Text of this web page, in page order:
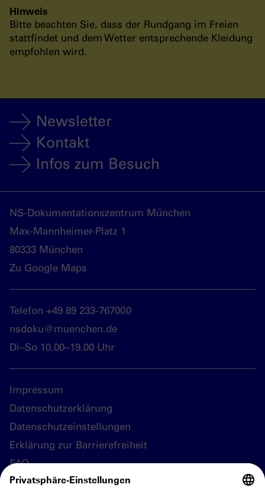
Hinweis
Bitte beachten Sie, dass der Rundgang im Freien
stattfindet und dem Wetter entsprechende Kleidung
empfohlen wird.
Newsletter
Kontakt
Infos zum Besuch
NS-Dokumentationszentrum München
Max-Mannheimer-Platz 1
80333 München
Zu Google Maps
Telefon +49 89 233-767000
nsdoku@muenchen.de
Di–So 10.00–19.00 Uhr
Impressum
Datenschutzerklärung
Datenschutzeinstellungen
Erklärung zur Barrierefreiheit
FAQ